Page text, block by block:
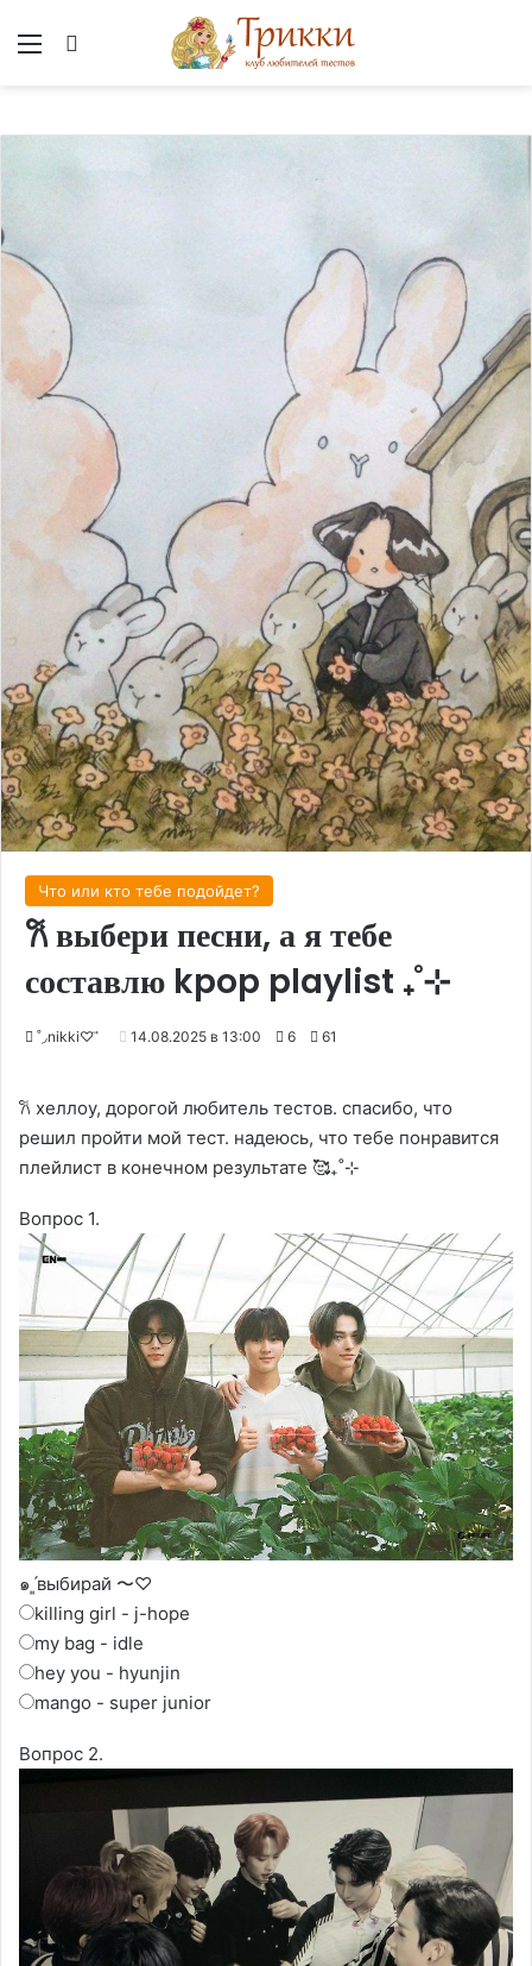
Меню
Что или кто тебе подойдет?
𐙚 выбери песни, а я тебе
составлю kpop playlist ₊˚⊹
˚◞nikki♡ ⃗ 14.08.2025 в 13:00 6 61
𐙚 хеллоу, дорогой любитель тестов. спасибо, что
решил пройти мой тест. надеюсь, что тебе понравится
плейлист в конечном результате 🥰₊˚⊹
Вопрос 1.
๑ˊ͈выбирай 〜♡
killing girl - j-hope
my bag - idle
hey you - hyunjin
mango - super junior
Вопрос 2.